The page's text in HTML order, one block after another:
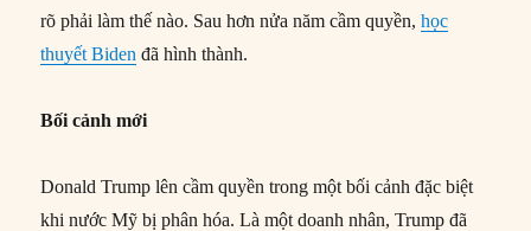
rõ phải làm thế nào. Sau hơn nửa năm cầm quyền,học
thuyết Biden đã hình thành.
Bối cảnh mới
Donald Trump lên cầm quyền trong một bối cảnh đặc biệt
khi nước Mỹ bị phân hóa. Là một doanh nhân, Trump đã